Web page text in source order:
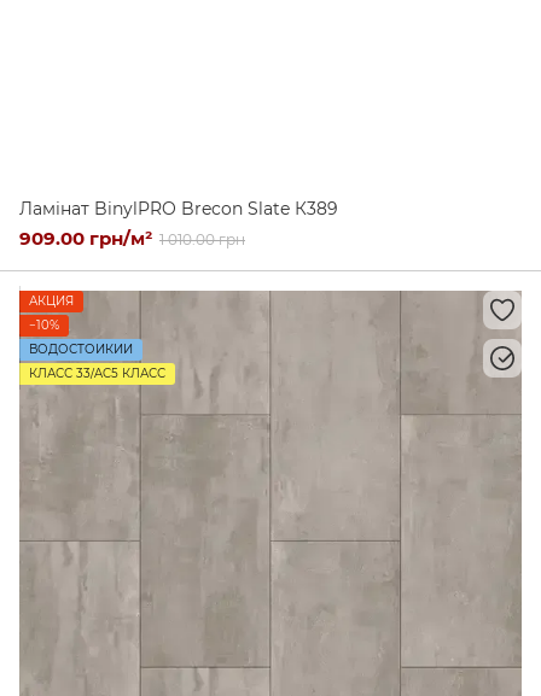
Ламінат BinylPRO Brecon Slate К389
909.00 грн/м² 1 010.00 грн
АКЦИЯ
−10%
ВОДОСТОЙКИЙ
КЛАСС 33/AC5 КЛАСС